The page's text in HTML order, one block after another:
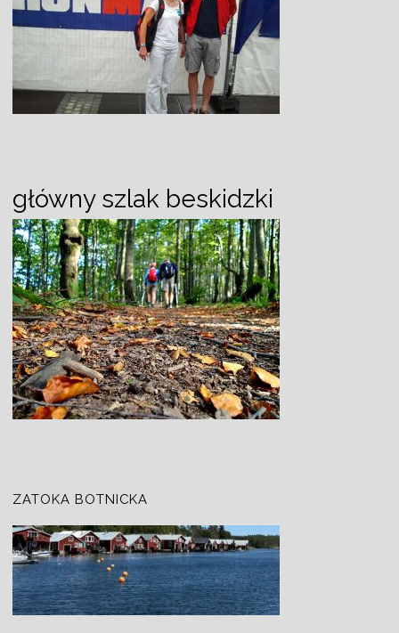
główny szlak beskidzki
ZATOKA BOTNICKA